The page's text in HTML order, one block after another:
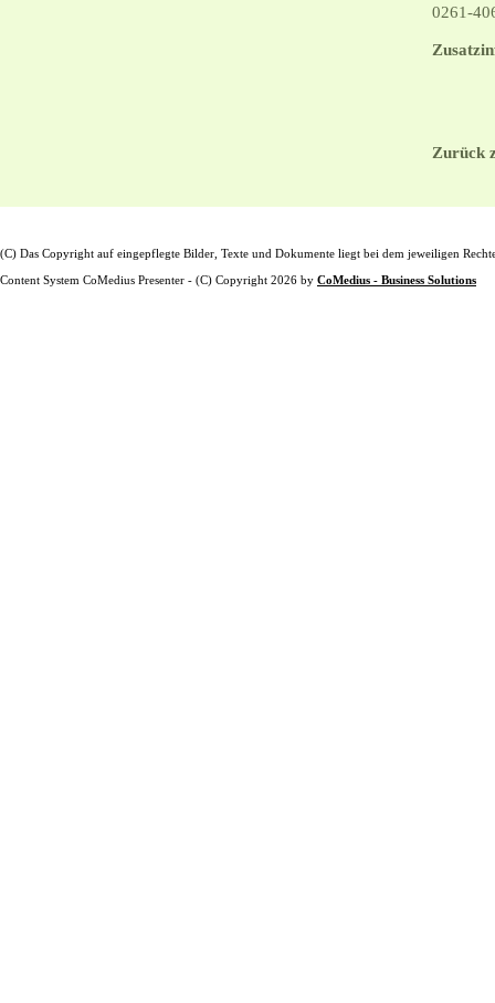
0261-
Zurück
(C) Das Copyright auf eingepflegte Bilder, Texte und Dokumente liegt bei dem jeweiligen
Content System CoMedius Presenter - (C) Copyright 2026 by CoMedius - Business Solutions